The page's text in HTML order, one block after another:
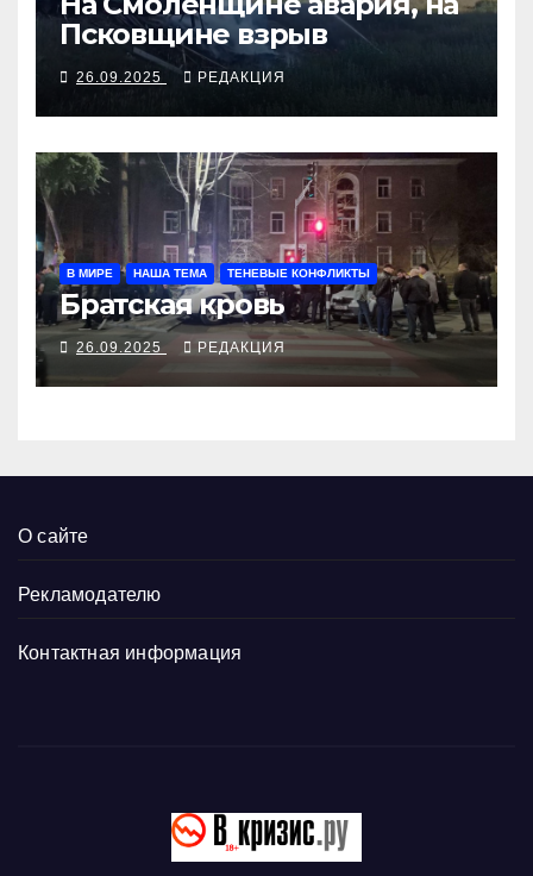
Псковщине взрыв
26.09.2025 РЕДАКЦИЯ
В МИРЕ НАША ТЕМА ТЕНЕВЫЕ КОНФЛИКТЫ
Братская кровь
26.09.2025 РЕДАКЦИЯ
О сайте
Рекламодателю
Контактная информация